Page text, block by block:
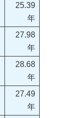
25.39
年
27.98
年
28.68
年
27.49
年